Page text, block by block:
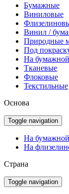
Бумажные
Виниловые
Винил /
Природные
Под
На
Тканевые
Флоковые
Текстильные
Основа
Toggle navigation
На
На
Страна
Toggle navigation